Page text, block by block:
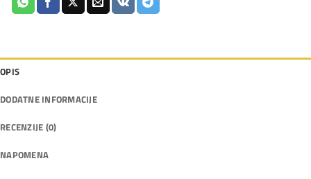
OPIS
DODATNE INFORMACIJE
RECENZIJE (0)
NAPOMENA